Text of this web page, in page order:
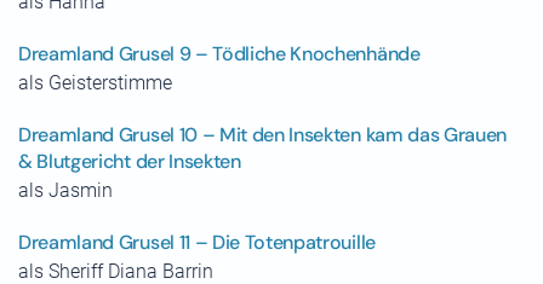
Dreamland Grusel 9 – Tödliche Knochenhände
als Geisterstimme
Dreamland Grusel 10 – Mit den Insekten kam das Grauen
& Blutgericht der Insekten
als Jasmin
Dreamland Grusel 11 – Die Totenpatrouille
als Sheriff Diana Barrin